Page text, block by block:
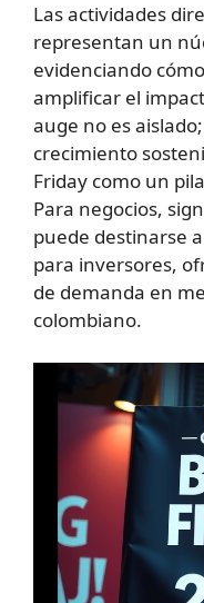
Las actividades
representan un
evidenciando
amplificar el
auge no es
crecimiento
Friday como un
Para negocios,
puede destinarse
para inversores,
de demanda en
colombiano.